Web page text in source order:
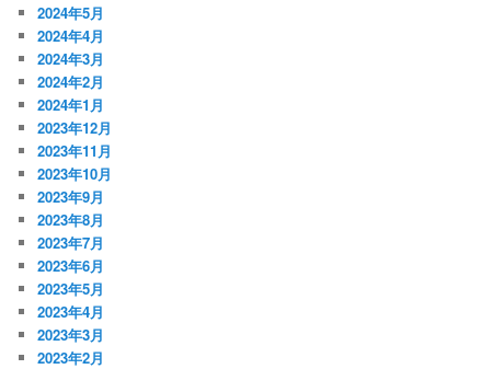
2024年5月
2024年4月
2024年3月
2024年2月
2024年1月
2023年12月
2023年11月
2023年10月
2023年9月
2023年8月
2023年7月
2023年6月
2023年5月
2023年4月
2023年3月
2023年2月